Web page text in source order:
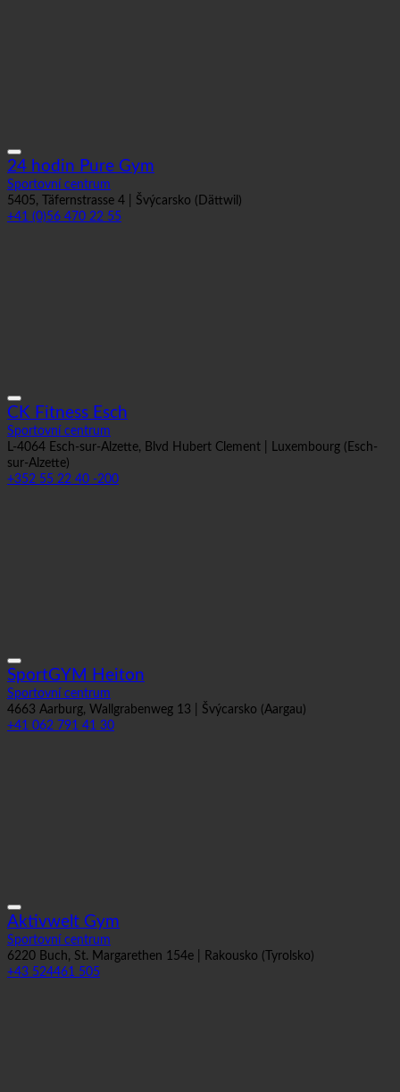
24 hodin Pure Gym
Sportovní centrum
5405, Täfernstrasse 4 | Švýcarsko (Dättwil)
+41 (0)56 470 22 55
CK Fitness Esch
Sportovní centrum
L-4064 Esch-sur-Alzette, Blvd Hubert Clement | Luxembourg (Esch-
sur-Alzette)
+352 55 22 40 -200
SportGYM Heiton
Sportovní centrum
4663 Aarburg, Wallgrabenweg 13 | Švýcarsko (Aargau)
+41 062 791 41 30
Aktivwelt Gym
Sportovní centrum
6220 Buch, St. Margarethen 154e | Rakousko (Tyrolsko)
+43 524461 505